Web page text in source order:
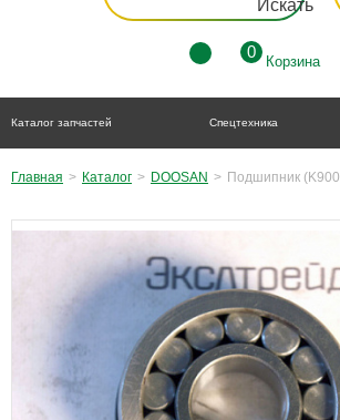
0
Корзина
Каталог запчастей Спецтехника
Главная > Каталог > DOOSAN > Подшипник